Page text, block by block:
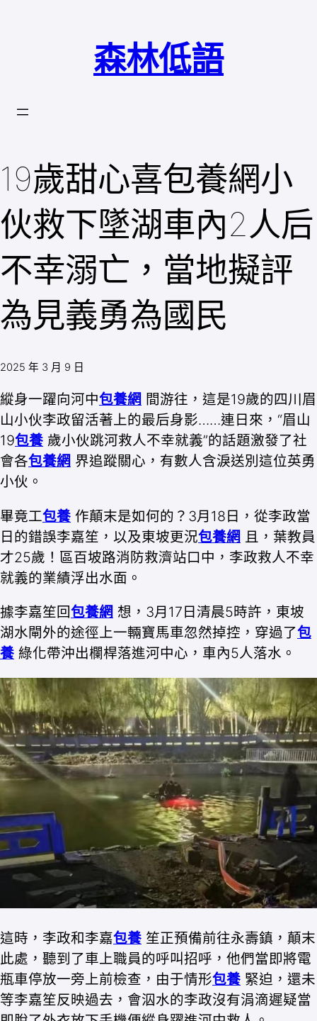
森林低語
19歲甜心喜包養網小
伙救下墜湖車內2人后
不幸溺亡，當地擬評
為見義勇為國民
2025 年 3 月 9 日
縱身一躍向河中包養網 間游往，這是19歲的四川眉
山小伙李政留活著上的最后身影……連日來，“眉山
19包養 歲小伙跳河救人不幸就義”的話題激發了社
會各包養網 界追蹤關心，有數人含淚送別這位英勇
小伙。
畢竟工包養 作顛末是如何的？3月18日，從李政當
日的錯誤李嘉笙，以及東坡更況包養網 且，葉教員
才25歲！區百坡路消防救濟站口中，李政救人不幸
就義的業績浮出水面。
據李嘉笙回包養網 想，3月17日清晨5時許，東坡
湖水閘外的途徑上一輛寶馬車忽然掉控，穿過了包
養 綠化帶沖出欄桿落進河中心，車內5人落水。
這時，李政和李嘉包養 笙正預備前往永壽鎮，顛末
此處，聽到了車上職員的呼叫招呼，他們當即將電
瓶車停放一旁上前檢查，由于情形包養 緊迫，還未
等李嘉笙反映過去，會泅水的李政沒有涓滴遲疑當